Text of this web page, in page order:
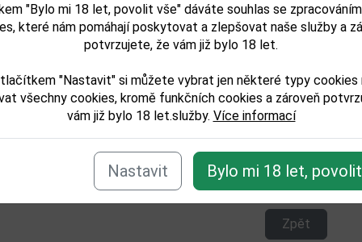
"Bylo mi 18 let, povolit vše" dáváte souhlas se
které nám pomáhají poskytovat a zlepšovat naše služby a
potvrzujete, že vám již bylo 18 let.
"Nastavit" si můžete vybrat jen některé typy cookies
všechny cookies, kromě funkčních cookies a zároveň
vám již bylo 18 let.služby. Více informací
Nastavit Bylo mi 18 let,
587,00 Kč
Není skladem
zařazeno v těchto kategoriích:
whisky/skotska
Zpět